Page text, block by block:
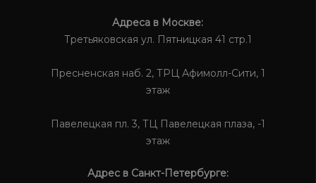
Адреса в Москве:
Третьяковская ул. Пятницкая 41 стр.1
Пресненская наб. 2, ТРЦ Афимолл-Сити, 1
этаж
Павелецкая пл. 3, ТЦ Павелецкая плаза, -1
этаж
Адрес в Санкт-Петербурге: